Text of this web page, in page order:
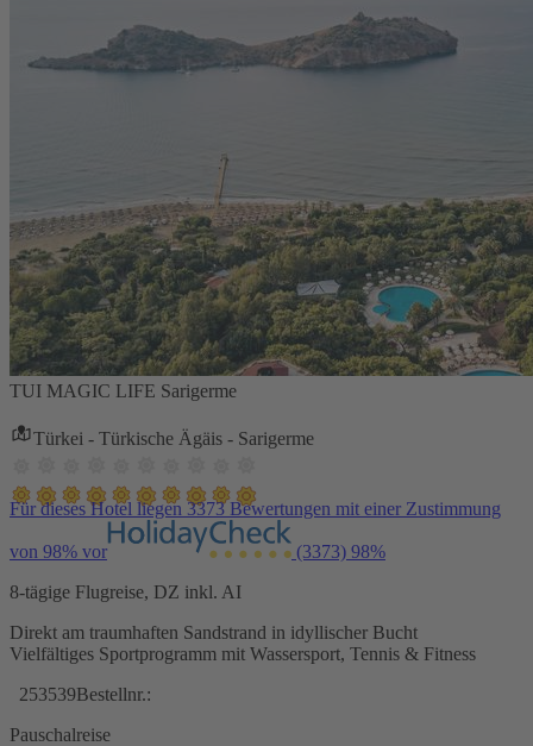
TUI MAGIC LIFE Sarigerme
Türkei - Türkische Ägäis - Sarigerme
Für dieses Hotel liegen 3373 Bewertungen mit einer Zustimmung
von 98% vor (3373) 98%
8-tägige Flugreise, DZ inkl. AI
Direkt am traumhaften Sandstrand in idyllischer Bucht
Vielfältiges Sportprogramm mit Wassersport, Tennis & Fitness
253539Bestellnr.:
Pauschalreise